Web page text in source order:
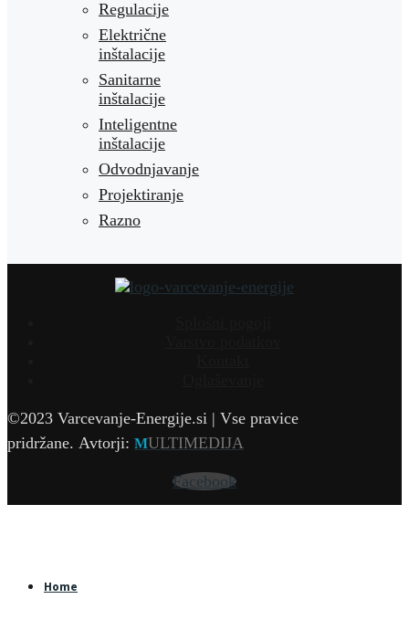
Regulacije
Električne
inštalacije
Sanitarne
inštalacije
Inteligentne
inštalacije
Odvodnjavanje
Projektiranje
Razno
©2023 Varcevanje-Energije.si | Vse pravice
pridržane. Avtorji: MULTIMEDIJA
Facebook
Home